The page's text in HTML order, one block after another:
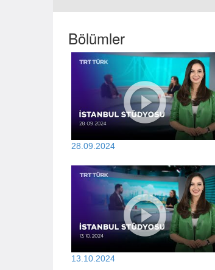
Bölümler
28.09.2024
13.10.2024